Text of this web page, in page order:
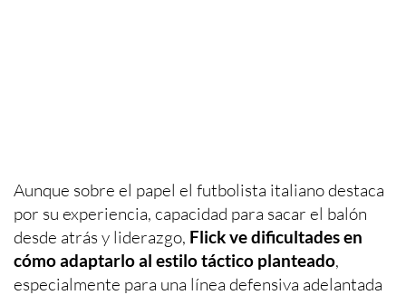
Aunque sobre el papel el futbolista italiano destaca
por su experiencia, capacidad para sacar el balón
desde atrás y liderazgo, Flick ve dificultades en
cómo adaptarlo al estilo táctico planteado,
especialmente para una línea defensiva adelantada